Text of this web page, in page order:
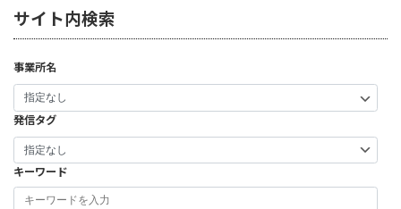
サイト内検索
事業所名
発信タグ
キーワード